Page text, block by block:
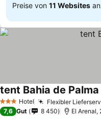
Preise von 11 Websites
3 SterneHotel Flexibler
tent Bahia de Palma
7,6 Gut 8 450 El Arenal,